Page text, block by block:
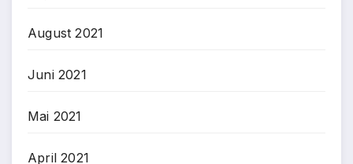
August 2021
Juni 2021
Mai 2021
April 2021